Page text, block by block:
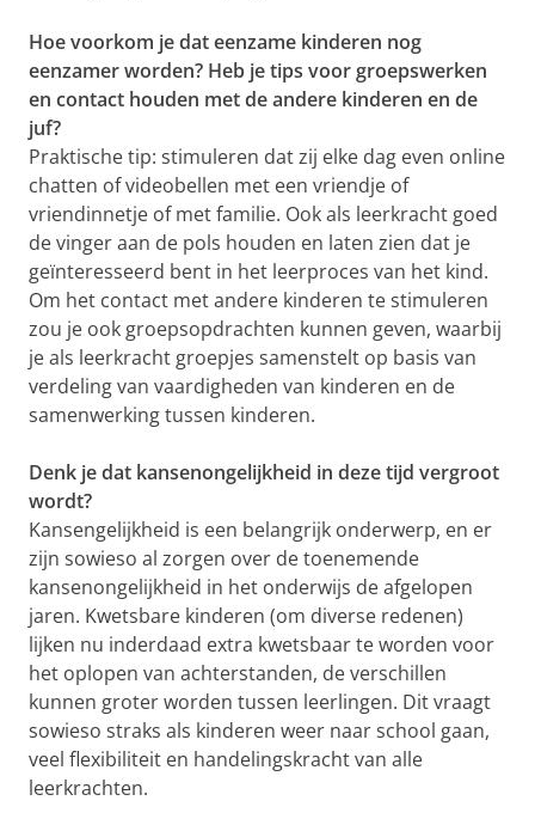
Hoe voorkom je dat eenzame kinderen nog
eenzamer worden? Heb je tips voor groepswerken
en contact houden met de andere kinderen en de
juf?
Praktische tip: stimuleren dat zij elke dag even online
chatten of videobellen met een vriendje of
vriendinnetje of met familie. Ook als leerkracht goed
de vinger aan de pols houden en laten zien dat je
geïnteresseerd bent in het leerproces van het kind.
Om het contact met andere kinderen te stimuleren
zou je ook groepsopdrachten kunnen geven, waarbij
je als leerkracht groepjes samenstelt op basis van
verdeling van vaardigheden van kinderen en de
samenwerking tussen kinderen.
Denk je dat kansenongelijkheid in deze tijd vergroot
wordt?
Kansengelijkheid is een belangrijk onderwerp, en er
zijn sowieso al zorgen over de toenemende
kansenongelijkheid in het onderwijs de afgelopen
jaren. Kwetsbare kinderen (om diverse redenen)
lijken nu inderdaad extra kwetsbaar te worden voor
het oplopen van achterstanden, de verschillen
kunnen groter worden tussen leerlingen. Dit vraagt
sowieso straks als kinderen weer naar school gaan,
veel flexibiliteit en handelingskracht van alle
leerkrachten.